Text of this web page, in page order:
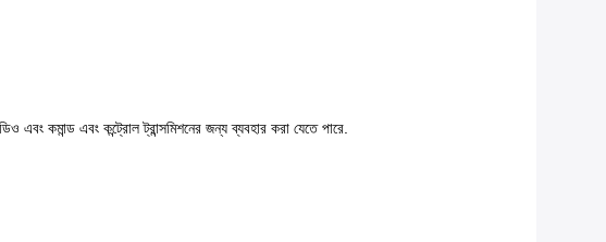
কমান্ড এবং কন্ট্রোল ট্রান্সমিশনের জন্য ব্যবহার করা যেতে পারে.